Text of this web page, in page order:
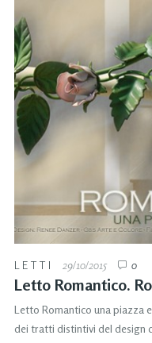
LETTI 29/10/2015 0
Letto Romantico.
Letto Romantico una piazza
dei tratti distintivi del design